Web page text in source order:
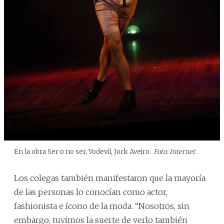
En la obra Ser o no ser, Vodevil, Jork Aveiro. Foto: Internet.
Los colegas también manifestaron que la mayoría
de las personas lo conocían como actor,
fashionista e ícono de la moda. “Nosotros, sin
embargo, tuvimos la suerte de verlo también